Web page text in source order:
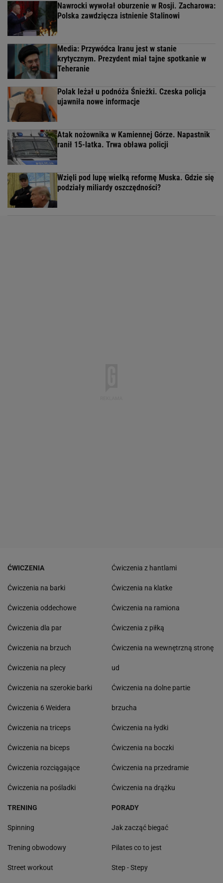
Nawrocki wywołał oburzenie w Rosji. Zacharowa:
Polska zawdzięcza istnienie Stalinowi
Media: Przywódca Iranu jest w stanie
krytycznym. Prezydent miał tajne spotkanie w
Teheranie
Polak leżał u podnóża Śnieżki. Czeska policja
ujawniła nowe informacje
Atak nożownika w Kamiennej Górze. Napastnik
ranił 15-latka. Trwa obława policji
Wzięli pod lupę wielką reformę Muska. Gdzie się
podziały miliardy oszczędności?
ĆWICZENIA
Ćwiczenia na barki
Ćwiczenia oddechowe
Ćwiczenia dla par
Ćwiczenia na brzuch
Ćwiczenia na plecy
Ćwiczenia na szerokie barki
Ćwiczenia 6 Weidera
Ćwiczenia na triceps
Ćwiczenia na biceps
Ćwiczenia rozciągające
Ćwiczenia na pośladki
Ćwiczenia z hantlami
Ćwiczenia na klatke
Ćwiczenia na ramiona
Ćwiczenia z piłką
Ćwiczenia na wewnętrzną stronę
ud
Ćwiczenia na dolne partie
brzucha
Ćwiczenia na łydki
Ćwiczenia na boczki
Ćwiczenia na przedramie
Ćwiczenia na drążku
TRENING
Spinning
Trening obwodowy
Street workout
PORADY
Jak zacząć biegać
Pilates co to jest
Step - Stepy